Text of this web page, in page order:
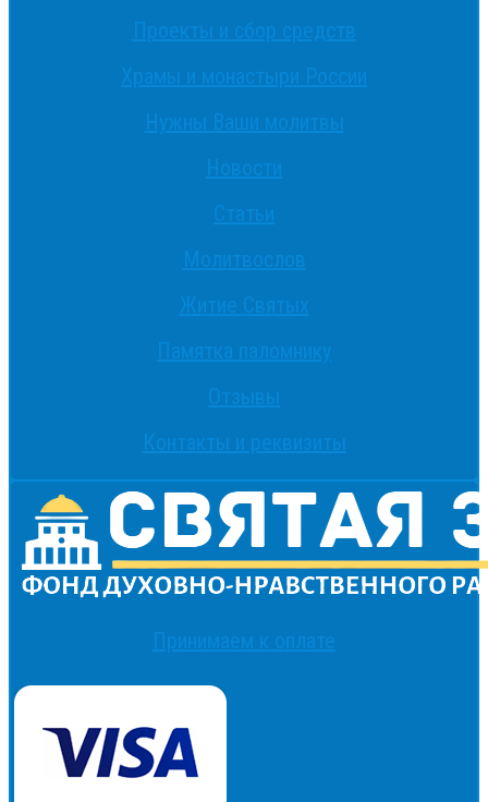
Проекты и сбор средств
Храмы и монастыри России
Нужны Ваши молитвы
Новости
Статьи
Молитвослов
Житие Святых
Памятка паломнику
Отзывы
Контакты и реквизиты
Принимаем к оплате